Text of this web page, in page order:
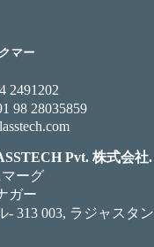
マー
2491202
98 28035859
Pvt. 株式会社.
ーグ
ガー
- 313 003, ラジャスタン